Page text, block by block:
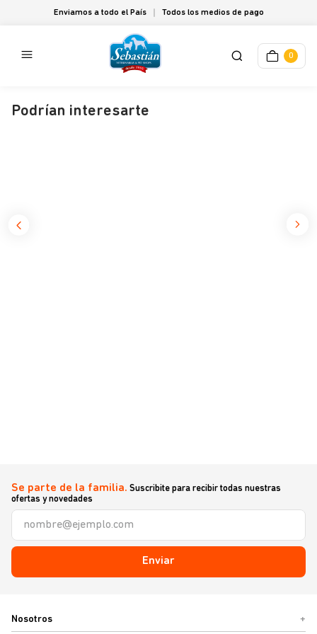
Enviamos a todo el País Todos los medios de pago
0
Podrían interesarte
Se parte de la familia. Suscribite para recibir todas nuestras
ofertas y novedades
Enviar
Nosotros +